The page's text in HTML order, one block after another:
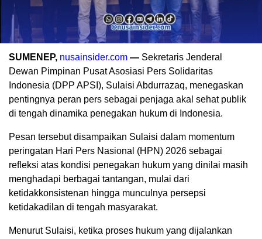
SUMENEP, nusainsider.com — Sekretaris Jenderal
Dewan Pimpinan Pusat Asosiasi Pers Solidaritas
Indonesia (DPP APSI), Sulaisi Abdurrazaq, menegaskan
pentingnya peran pers sebagai penjaga akal sehat publik
di tengah dinamika penegakan hukum di Indonesia.
Pesan tersebut disampaikan Sulaisi dalam momentum
peringatan Hari Pers Nasional (HPN) 2026 sebagai
refleksi atas kondisi penegakan hukum yang dinilai masih
menghadapi berbagai tantangan, mulai dari
ketidakkonsistenan hingga munculnya persepsi
ketidakadilan di tengah masyarakat.
Menurut Sulaisi, ketika proses hukum yang dijalankan